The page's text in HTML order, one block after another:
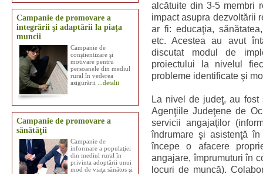
Campanie de promovare a
integrării şi adaptării la piaţa
muncii
Campanie de
conştientizare şi
motivare pentru
persoanele din mediul
rural în vederea
asigurării
...detalii
Campanie de promovare a
sănătăţii
Campanie de
informare a populaţiei
din mediul rural în
privinta adoptării unui
mod de viaţa sănătos şi
alcătuite din 3-5 membri
impact asupra dezvoltării
ar fi: educaţia,
etc. Acestea au avut
discutat modul de
proiectului la nivelul
probleme identificate şi
La nivel de judeţ, au fost
Agenţiile Judeţene de
servicii angajaţilor
îndrumare şi asistenţă
începe o afacere
angajare, împrumuturi în
locuri de muncă).